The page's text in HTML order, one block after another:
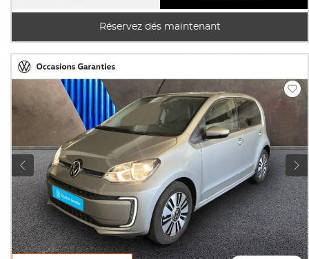
Réservez dés maintenant